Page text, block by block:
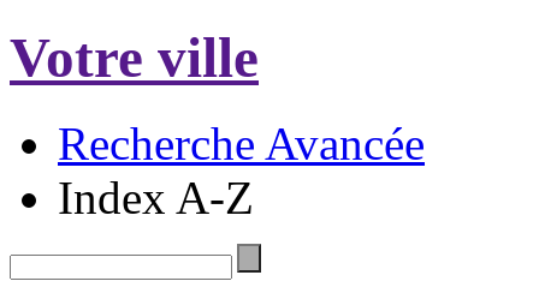
Votre ville
Recherche Avancée
Index A-Z